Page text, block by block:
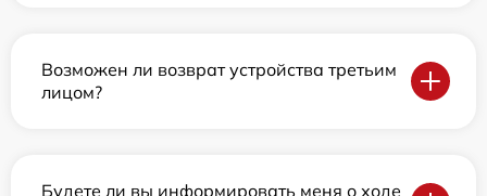
Возможен ли возврат устройства третьим
лицом?
Будете ли вы информировать меня о ходе